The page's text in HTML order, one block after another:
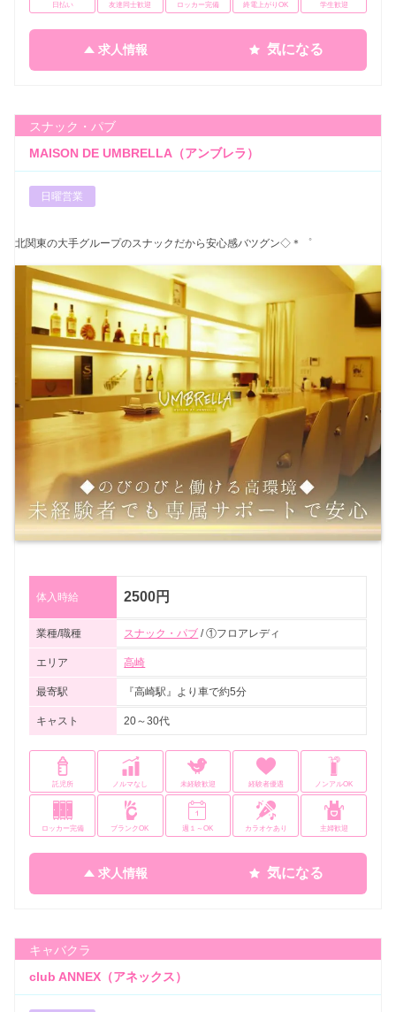
日払い 友達同士歓迎 ロッカー完備 終電上がりOK 学生歓迎
求人情報 気になる
スナック・パブ
MAISON DE UMBRELLA（アンブレラ）
日曜営業
北関東の大手グループのスナックだから安心感バツグン◇＊゜
体入時給 2500円
業種/職種 スナック・パブ / ①フロアレディ
エリア 高崎
最寄駅 『高崎駅』より車で約5分
キャスト 20～30代
託児所 ノルマなし 未経験歓迎 経験者優遇 ノンアルOK
ロッカー完備 ブランクOK 週１～OK カラオケあり 主婦歓迎
求人情報 気になる
キャバクラ
club ANNEX（アネックス）